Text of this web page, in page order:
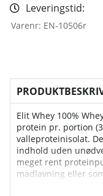
Leveringstid:
Varenr: EN-10506r
Elit Whey 100%
protein pr. portion
valleproteinisolat.
indhold uden
meget rent
madlavning eller